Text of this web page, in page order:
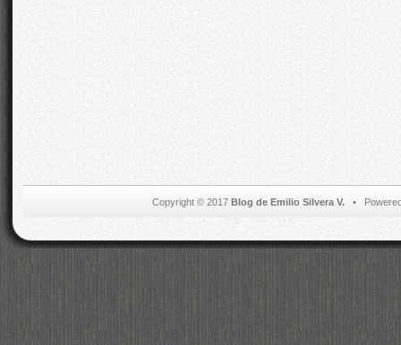
Copyright © 2017 Blog de Emilio Silvera V.•